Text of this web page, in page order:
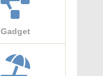
Gadget